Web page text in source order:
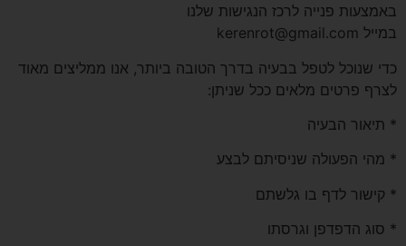
באמצעות פנייה לרכז הנגישות שלנו
במייל kerenrot@gmail.com
כדי שנוכל לטפל בבעיה בדרך הטובה ביותר, אנו ממליצים מאוד
לצרף פרטים מלאים ככל שניתן:
* תיאור הבעיה
* מהי הפעולה שניסיתם לבצע
* קישור לדף בו גלשתם
* סוג הדפדפן וגרסתו